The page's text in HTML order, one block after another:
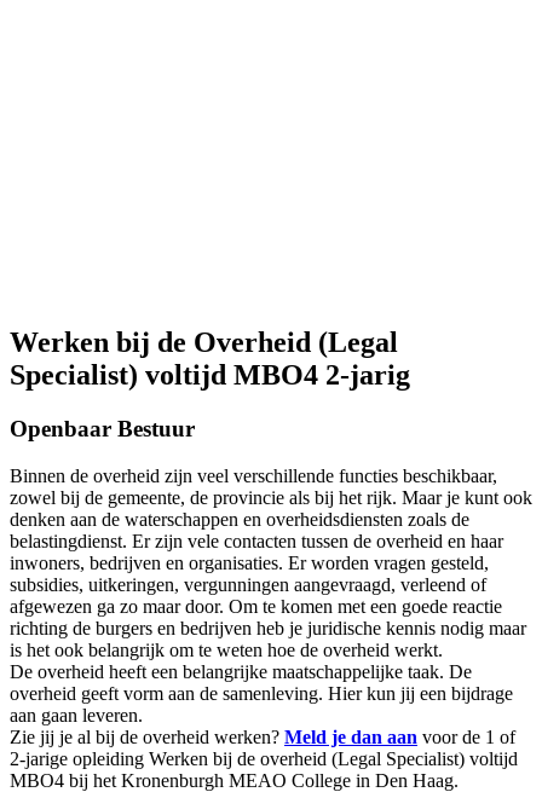
Werken bij de Overheid (Legal
Specialist) voltijd MBO4 2-jarig
Openbaar Bestuur
Binnen de overheid zijn veel verschillende functies beschikbaar,
zowel bij de gemeente, de provincie als bij het rijk. Maar je kunt ook
denken aan de waterschappen en overheidsdiensten zoals de
belastingdienst. Er zijn vele contacten tussen de overheid en haar
inwoners, bedrijven en organisaties. Er worden vragen gesteld,
subsidies, uitkeringen, vergunningen aangevraagd, verleend of
afgewezen ga zo maar door. Om te komen met een goede reactie
richting de burgers en bedrijven heb je juridische kennis nodig maar
is het ook belangrijk om te weten hoe de overheid werkt.
De overheid heeft een belangrijke maatschappelijke taak. De
overheid geeft vorm aan de samenleving. Hier kun jij een bijdrage
aan gaan leveren.
Zie jij je al bij de overheid werken? Meld je dan aan voor de 1 of
2-jarige opleiding Werken bij de overheid (Legal Specialist) voltijd
MBO4 bij het Kronenburgh MEAO College in Den Haag.